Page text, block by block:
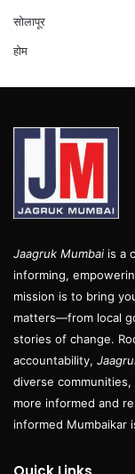
सोलापूर
होम
Jaagruk Mumbai is a
informing,
mission is to bring
matters—from local
stories of change.
accountability,
diverse
more informed and
informed Mumbaikar